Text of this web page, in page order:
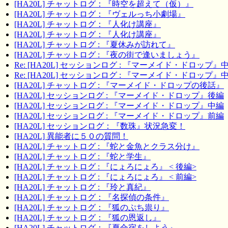
[HA20L] チャットログ：『時空を超えて（仮）』
[HA20L] チャットログ：『ヴェルっち小劇場』
[HA20L] チャットログ：『人化け講座』
[HA20L] チャットログ：『人化け講座』
[HA20L] チャットログ : 『夏休みが訪れて』
[HA20L] チャットログ : 『夜の街で逢いましょう』
Re: [HA20L] セッションログ : 『マーメイド・ドロップ』
Re: [HA20L] セッションログ : 『マーメイド・ドロップ』
[HA20L] チャットログ : 『マーメイド・ドロップの後話』
[HA20L] セッションログ : 『マーメイド・ドロップ』後編
[HA20L] セッションログ : 『マーメイド・ドロップ』中編
[HA20L] セッションログ : 『マーメイド・ドロップ』前編
[HA20L] セッションログ：『数珠』状況急変！
[HA20L] 異能者に５０の質問！
[HA20L] チャットログ : 『蛇と金魚とクラス分け』
[HA20L] チャットログ : 『蛇と学生』
[HA20L] チャットログ : 『にょろにょろ』 < 後編>
[HA20L] チャットログ : 『にょろにょろ』 < 前編>
[HA20L] チャットログ : 『玲と真紀』
[HA20L] チャットログ：『名探偵の条件』
[HA20L] チャットログ：『狐のぷち祟り』
[HA20L] チャットログ：『狐の恩返し』